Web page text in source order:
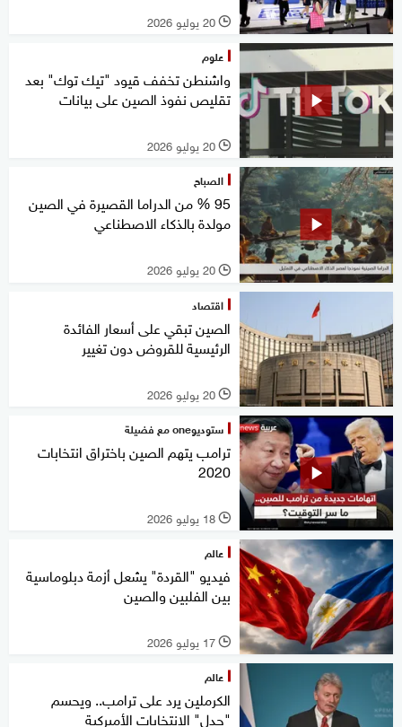
l 20 يوليو 2026
علوم
واشنطن تخفف قيود "تيك توك" بعد
تقليص نفوذ الصين على بيانات
l 20 يوليو 2026
الصباح
95 % من الدراما القصيرة في الصين
مولدة بالذكاء الاصطناعي
l 20 يوليو 2026
اقتصاد
الصين تبقي على أسعار الفائدة
الرئيسية للقروض دون تغيير
l 20 يوليو 2026
ستوديوone مع فضيلة
ترامب يتهم الصين باختراق انتخابات
2020
l 18 يوليو 2026
عالم
فيديو "القردة" يشعل أزمة دبلوماسية
بين الفلبين والصين
l 17 يوليو 2026
عالم
الكرملين يرد على ترامب.. ويحسم
"جدل" الانتخابات الأميركية